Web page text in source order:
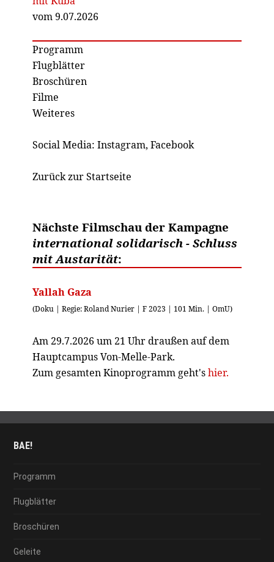
vom 9.07.2026
Programm
Flugblätter
Broschüren
Filme
Weiteres
Social Media: Instagram, Facebook
Zurück zur Startseite
Nächste Filmschau der Kampagne
international solidarisch - Schluss
mit Austarität:
Yallah Gaza
(Doku | Regie: Roland Nurier | F 2023 | 101 Min. | OmU)
Am 29.7.2026 um 21 Uhr draußen auf dem
Hauptcampus Von-Melle-Park.
Zum gesamten Kinoprogramm geht'shier.
BAE!
Programm
Flugblätter
Broschüren
Geleite